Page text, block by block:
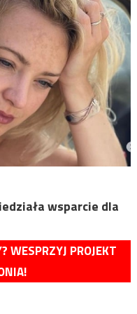
wsparcie dla
WESPRZYJ PROJEKT